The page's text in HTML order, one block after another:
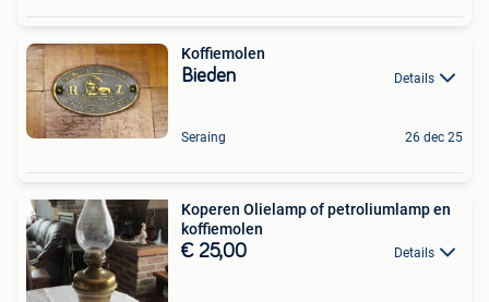
Koffiemolen
Bieden Details
Seraing 26 dec 25
Koperen Olielamp of petroliumlamp en
koffiemolen
€ 25,00 Details